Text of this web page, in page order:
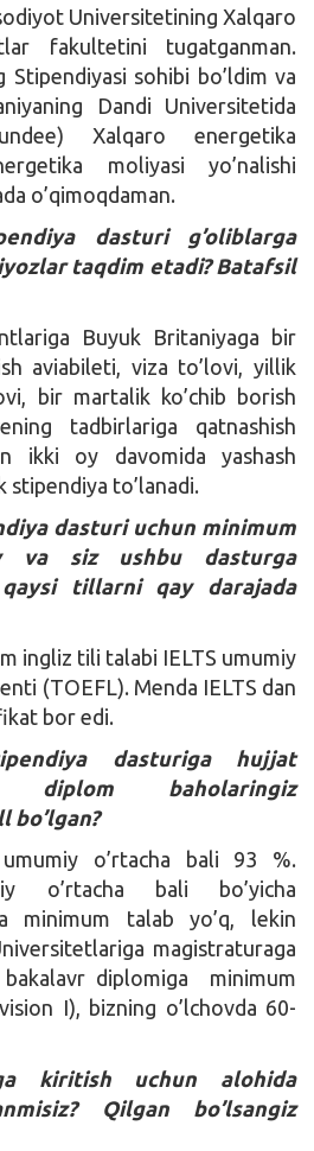
Universitetining Xalqaro
fakultetini tugatganman.
Stipendiyasi sohibi bo’ldim va
Dandi Universitetida
Xalqaro energetika
moliyasi yo’nalishi
o’qimoqdaman.
dasturi g’oliblarga
taqdim etadi? Batafsil
Buyuk Britaniyaga bir
aviabileti, viza to’lovi, yillik
bir martalik ko’chib borish
tadbirlariga qatnashish
ikki oy davomida yashash
stipendiya to’lanadi.
dasturi uchun minimum
va siz ushbu dasturga
qaysi tillarni qay darajada
ingliz tili talabi IELTS umumiy
(TOEFL). Menda IELTS dan
bor edi.
dasturiga hujjat
diplom baholaringiz
bo’lgan?
o’rtacha bali 93 %.
o’rtacha bali bo’yicha
minimum talab yo’q, lekin
magistraturaga
diplomiga minimum
I), bizning o’lchovda 60-
kiritish uchun alohida
Qilgan bo’lsangiz